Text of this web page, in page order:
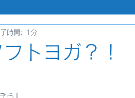
トヨガ？！
時間: 1分